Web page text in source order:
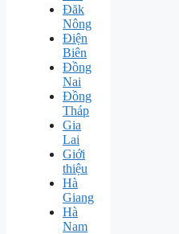
Đăk
Nông
Điện
Biên
Đồng
Nai
Đồng
Tháp
Gia
Lai
Giới
thiệu
Hà
Giang
Hà
Nam